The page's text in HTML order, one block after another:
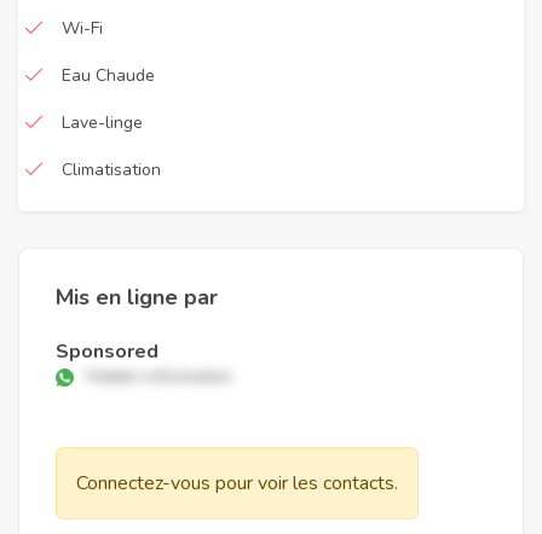
Wi-Fi
Eau Chaude
Lave-linge
Climatisation
Mis en ligne par
Sponsored
Hidden information
Connectez-vous pour voir les contacts.